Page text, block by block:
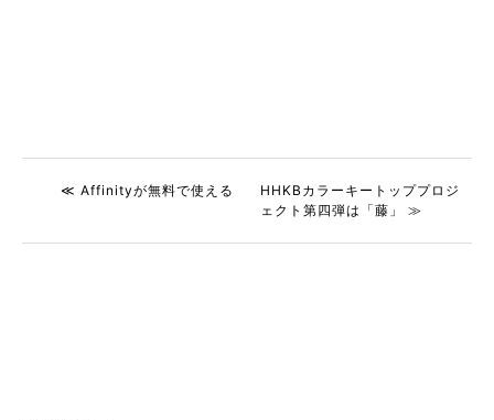
≪ Affinityが無料で使える
HHKBカラーキートッププロジ
ェクト第四弾は「藤」 ≫